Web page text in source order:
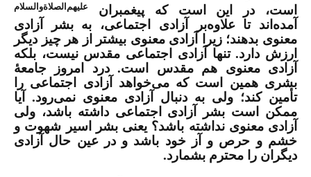
است، در این است که پیغمبران
علیهم‌الصلاةوالسلام
آمده‌اند تا علاوه‌بر آزادی اجتماعی، به بشر آزادی
معنوی بدهند؛ زیرا آزادی معنوی بیشتر از هر چیز دیگر
ارزش دارد. تنها آزادی اجتماعی مقدس نیست، بلکه
آزادی معنوی هم مقدس است. درد امروز جامعۀ
بشری همین است که می‌خواهد آزادی اجتماعی را
تأمین کند؛ ولی به دنبال آزادی معنوی نمی‌رود. آیا
ممکن است بشر آزادی اجتماعی داشته باشد، ولی
آزادی معنوی نداشته باشد؟ یعنی بشر اسیر شهوت و
خشم و حرص و آز خود باشد و در عین حال آزادی
دیگران را محترم بشمارد.